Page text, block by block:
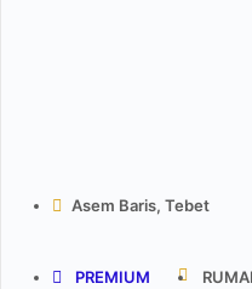
Asem Baris, Tebet
PREMIUM